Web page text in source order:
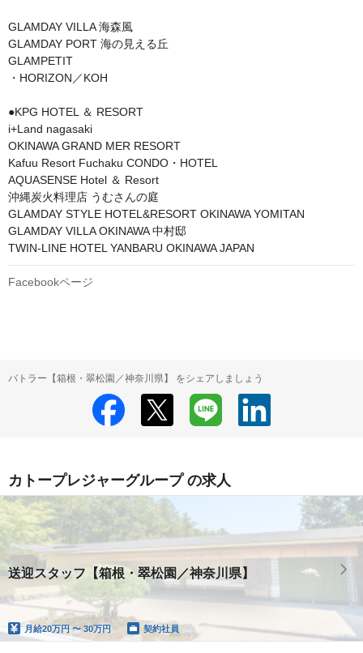
GLAMDAY VILLA 海森風
GLAMDAY PORT 海の見える丘
GLAMPETIT
・HORIZON／KOH
●KPG HOTEL ＆ RESORT
i+Land nagasaki
OKINAWA GRAND MER RESORT
Kafuu Resort Fuchaku CONDO・HOTEL
AQUASENSE Hotel ＆ Resort
沖縄炭火料理店 うむさんの庭
GLAMDAY STYLE HOTEL&RESORT OKINAWA YOMITAN
GLAMDAY VILLA OKINAWA 中村邸
TWIN-LINE HOTEL YANBARU OKINAWA JAPAN
Facebookページ
バトラー【箱根・翠松園／神奈川県】 をシェアしましょう
カトープレジャーグループ の求人
送迎スタッフ【箱根・翠松園／神奈川県】
月給20万円 〜 30万円 契約社員